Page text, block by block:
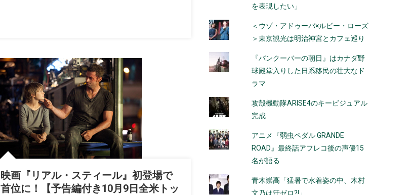
映画『リアル・スティール』初登場で
首位に！【予告編付き10月9日全米トッ
を表現したい」
＜ウゾ・アドゥーバ×ルビー・ローズ
＞東京観光は明治神宮とカフェ巡り
『バンクーバーの朝日』はカナダ野
球殿堂入りした日系移民の壮大なド
ラマ
攻殻機動隊ARISE4のキービジュアル
完成
アニメ『弱虫ペダル GRANDE
ROAD』最終話アフレコ後の声優15
名が語る
青木崇高「猛暑で水着姿の中、木村
文乃は汗ゼロ?!」